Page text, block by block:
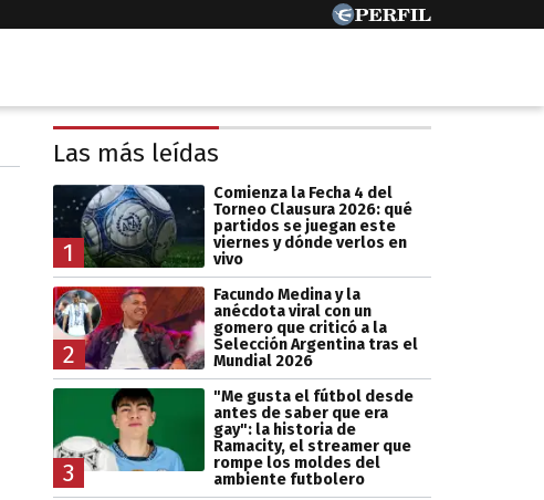
Las más leídas
1
Comienza la Fecha 4 del
Torneo Clausura 2026: qué
partidos se juegan este
viernes y dónde verlos en
vivo
2
Facundo Medina y la
anécdota viral con un
gomero que criticó a la
Selección Argentina tras el
Mundial 2026
3
"Me gusta el fútbol desde
antes de saber que era
gay": la historia de
Ramacity, el streamer que
rompe los moldes del
ambiente futbolero